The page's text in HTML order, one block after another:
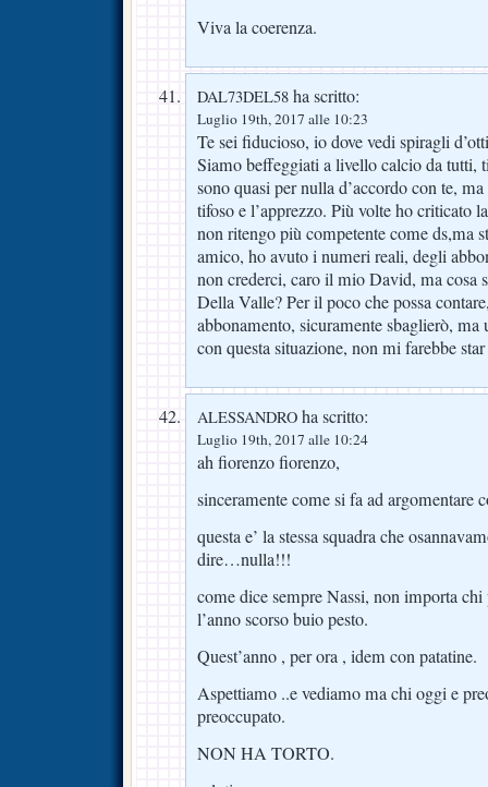
Viva la coerenza.
DAL73DEL58 ha scritto:
Luglio 19th, 2017 alle 10:23
Te sei fiducioso, io dove vedi spiragli
Siamo beffeggiati a livello calcio da tutti,
sono quasi per nulla d’accordo con te,
tifoso e l’apprezzo. Più volte ho criticato
non ritengo più competente come ds,ma
amico, ho avuto i numeri reali, degli
non crederci, caro il mio David, ma cosa
Della Valle? Per il poco che possa
abbonamento, sicuramente sbaglierò, ma
con questa situazione, non mi farebbe
ALESSANDRO ha scritto:
Luglio 19th, 2017 alle 10:24
ah fiorenzo fiorenzo,
sinceramente come si fa ad argomentare
questa e’ la stessa squadra che
dire…nulla!!!
come dice sempre Nassi, non importa
l’anno scorso buio pesto.
Quest’anno , per ora , idem con patatine.
Aspettiamo ..e vediamo ma chi oggi e
preoccupato.
NON HA TORTO.